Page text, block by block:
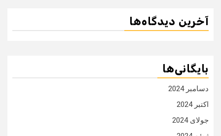
آخرین دیدگاه‌ها
بایگانی‌ها
دسامبر 2024
اکتبر 2024
جولای 2024